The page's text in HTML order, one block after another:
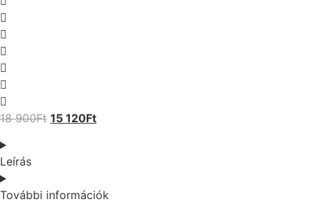
18 900Ft 15 120Ft
Leírás
További információk